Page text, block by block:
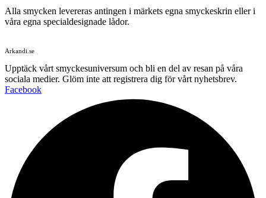
Alla smycken levereras antingen i märkets egna smyckeskrin eller i
våra egna specialdesignade lådor.
Arkandi.se
Upptäck vårt smyckesuniversum och bli en del av resan på våra
sociala medier. Glöm inte att registrera dig för vårt nyhetsbrev.
Facebook